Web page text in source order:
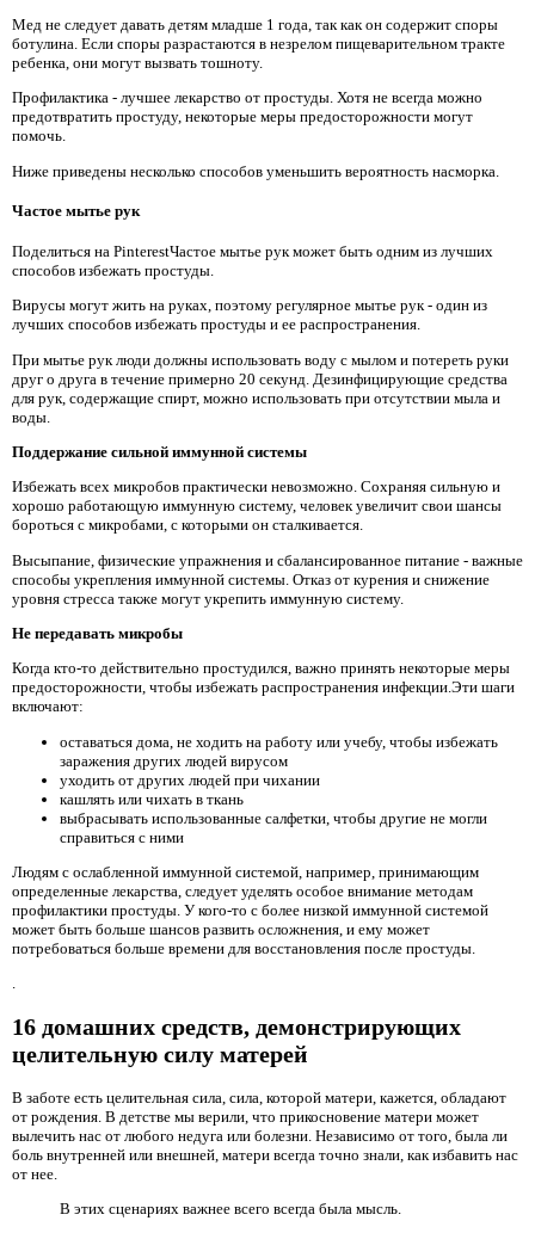
Мед не следует давать детям младше 1 года, так как он содержит споры
ботулина. Если споры разрастаются в незрелом пищеварительном тракте
ребенка, они могут вызвать тошноту.
Профилактика - лучшее лекарство от простуды. Хотя не всегда можно
предотвратить простуду, некоторые меры предосторожности могут
помочь.
Ниже приведены несколько способов уменьшить вероятность насморка.
Частое мытье рук
Поделиться на PinterestЧастое мытье рук может быть одним из лучших
способов избежать простуды.
Вирусы могут жить на руках, поэтому регулярное мытье рук - один из
лучших способов избежать простуды и ее распространения.
При мытье рук люди должны использовать воду с мылом и потереть руки
друг о друга в течение примерно 20 секунд. Дезинфицирующие средства
для рук, содержащие спирт, можно использовать при отсутствии мыла и
воды.
Поддержание сильной иммунной системы
Избежать всех микробов практически невозможно. Сохраняя сильную и
хорошо работающую иммунную систему, человек увеличит свои шансы
бороться с микробами, с которыми он сталкивается.
Высыпание, физические упражнения и сбалансированное питание - важные
способы укрепления иммунной системы. Отказ от курения и снижение
уровня стресса также могут укрепить иммунную систему.
Не передавать микробы
Когда кто-то действительно простудился, важно принять некоторые меры
предосторожности, чтобы избежать распространения инфекции.Эти шаги
включают:
оставаться дома, не ходить на работу или учебу, чтобы избежать
заражения других людей вирусом
уходить от других людей при чихании
кашлять или чихать в ткань
выбрасывать использованные салфетки, чтобы другие не могли
справиться с ними
Людям с ослабленной иммунной системой, например, принимающим
определенные лекарства, следует уделять особое внимание методам
профилактики простуды. У кого-то с более низкой иммунной системой
может быть больше шансов развить осложнения, и ему может
потребоваться больше времени для восстановления после простуды.
.
16 домашних средств, демонстрирующих
целительную силу матерей
В заботе есть целительная сила, сила, которой матери, кажется, обладают
от рождения. В детстве мы верили, что прикосновение матери может
вылечить нас от любого недуга или болезни. Независимо от того, была ли
боль внутренней или внешней, матери всегда точно знали, как избавить нас
от нее.
В этих сценариях важнее всего всегда была мысль.